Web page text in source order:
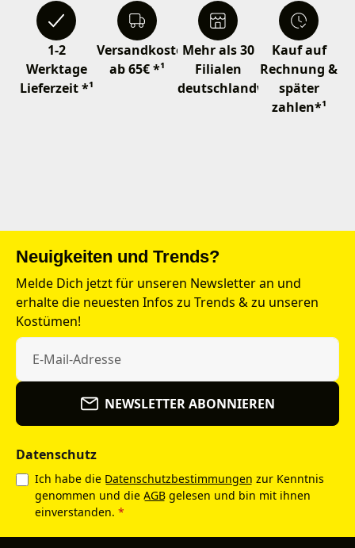
1-2
Werktage
Lieferzeit *¹
Versandkostenfrei
ab 65€ *¹
Mehr als 30
Filialen
deutschlandweit
Kauf auf
Rechnung &
später
zahlen*¹
Neuigkeiten und Trends?
Melde Dich jetzt für unseren Newsletter an und
erhalte die neuesten Infos zu Trends & zu unseren
Kostümen!
NEWSLETTER ABONNIEREN
Datenschutz
Ich habe die Datenschutzbestimmungen zur Kenntnis
genommen und die AGB gelesen und bin mit ihnen
einverstanden. *